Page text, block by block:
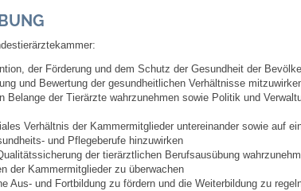
Abfall-Infos
Bildergalerie
der Förderung und dem Schutz der Gesundheit der
und Bewertung der gesundheitlichen Verhältnisse
Belange der Tierärzte wahrzunehmen sowie Politik und
Verhältnis der Kammermitglieder untereinander sowie auf
und Pflegeberufe hinzuwirken
der tierärztlichen Berufsausübung
der Kammermitglieder zu überwachen
Aus- und Fortbildung zu fördern und die Weiterbildung zu